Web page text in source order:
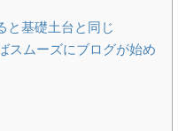
と基礎土台と同じ
スムーズにブログが始め